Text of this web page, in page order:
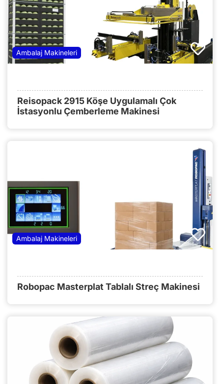
Ambalaj Makineleri
Reisopack 2915 Köşe Uygulamalı Çok
İstasyonlu Çemberleme Makinesi
Ambalaj Makineleri
Robopac Masterplat Tablalı Streç Makinesi